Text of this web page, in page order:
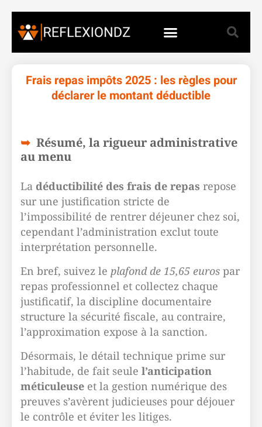
Frais repas impôts 2025 : les règles pour
déclarer le montant déductible
Résumé, la rigueur administrative
au menu
La déductibilité des frais de repas repose
sur une justification stricte de
l’impossibilité de rentrer déjeuner chez soi,
cependant l’administration exclut toute
interprétation personnelle.
En bref, suivez le plafond de 15,65 euros par
repas professionnel et collectez chaque
justificatif, la discipline documentaire
structure la sécurité fiscale, au contraire,
l’approximation expose à la sanction.
Désormais, le détail technique prime sur
l’habitude, de fait seule l’anticipation
méticuleuse et la gestion numérique des
preuves s’avèrent judicieuses pour déjouer
le contrôle et éviter les litiges.